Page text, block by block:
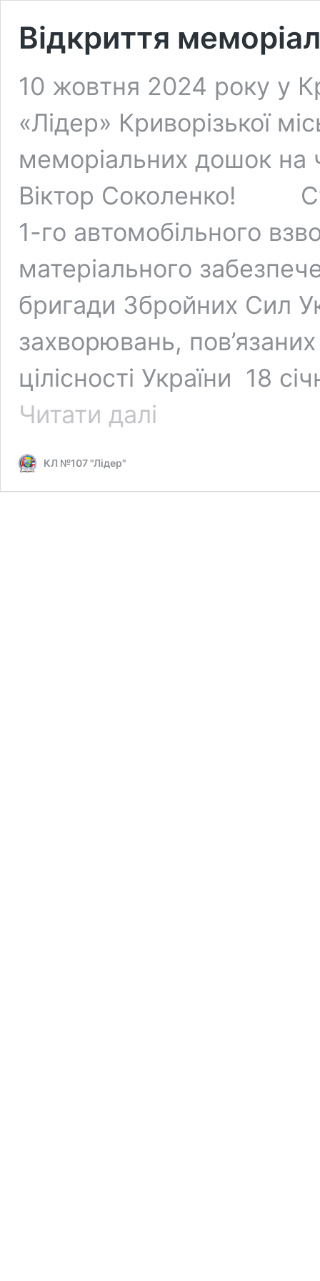
Відкриття
10 жовтня 2024 року у
«Лідер» Криворізької
меморіальних дошок на
Віктор Соколенко!
1-го автомобільного
матеріального
бригади Збройних Сил
захворювань,
цілісності України 18
Читати далі
КЛ №107 "Лідер"